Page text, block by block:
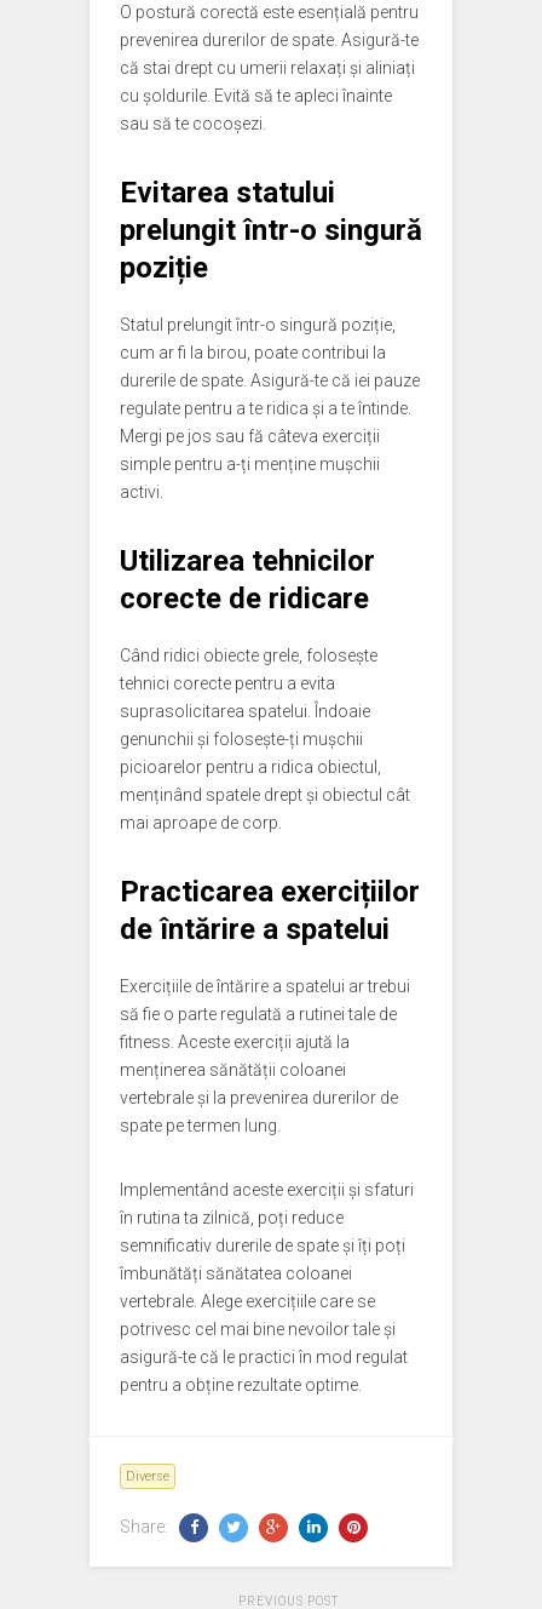
O postură corectă este esențială pentru
prevenirea durerilor de spate. Asigură-te
că stai drept cu umerii relaxați și aliniați
cu șoldurile. Evită să te apleci înainte
sau să te cocoșezi.
Evitarea statului
prelungit într-o singură
poziție
Statul prelungit într-o singură poziție,
cum ar fi la birou, poate contribui la
durerile de spate. Asigură-te că iei pauze
regulate pentru a te ridica și a te întinde.
Mergi pe jos sau fă câteva exerciții
simple pentru a-ți menține mușchii
activi.
Utilizarea tehnicilor
corecte de ridicare
Când ridici obiecte grele, folosește
tehnici corecte pentru a evita
suprasolicitarea spatelui. Îndoaie
genunchii și folosește-ți mușchii
picioarelor pentru a ridica obiectul,
menținând spatele drept și obiectul cât
mai aproape de corp.
Practicarea exercițiilor
de întărire a spatelui
Exercițiile de întărire a spatelui ar trebui
să fie o parte regulată a rutinei tale de
fitness. Aceste exerciții ajută la
menținerea sănătății coloanei
vertebrale și la prevenirea durerilor de
spate pe termen lung.
Implementând aceste exerciții și sfaturi
în rutina ta zilnică, poți reduce
semnificativ durerile de spate și îți poți
îmbunătăți sănătatea coloanei
vertebrale. Alege exercițiile care se
potrivesc cel mai bine nevoilor tale și
asigură-te că le practici în mod regulat
pentru a obține rezultate optime.
Diverse
Share:
PREVIOUS POST